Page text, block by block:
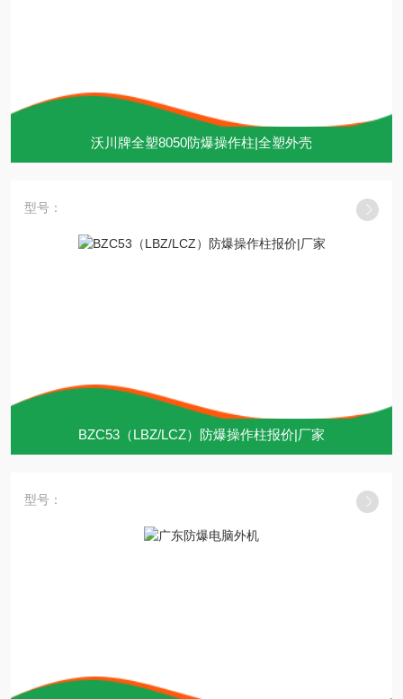
沃川牌全塑8050防爆操作柱|全塑外壳
型号：
BZC53（LBZ/LCZ）防爆操作柱报价|厂家
型号：